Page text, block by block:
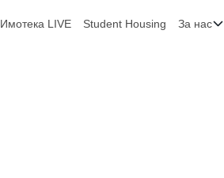
Имотека LIVE Student Housing За нас